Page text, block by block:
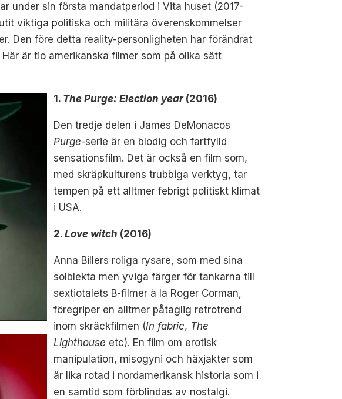
under sin första mandatperiod i Vita huset (2017-
viktiga politiska och militära överenskommelser
Den före detta reality-personligheten har förändrat
är tio amerikanska filmer som på olika sätt
1. The Purge: Election year(2016)
Den tredje delen i James DeMonacos
Purge-serie är en blodig och fartfylld
sensationsfilm. Det är också en film som,
med skräpkulturens trubbiga verktyg, tar
tempen på ett alltmer febrigt politiskt klimat
i USA.
2.Love witch (2016)
Anna Billers roliga rysare, som med sina
solblekta men yviga färger för tankarna till
sextiotalets B-filmer à la Roger Corman,
föregriper en alltmer påtaglig retrotrend
inom skräckfilmen (In fabric, The
Lighthouse etc). En film om erotisk
manipulation, misogyni och häxjakter som
är lika rotad i nordamerikansk historia som i
en samtid som förblindas av nostalgi.